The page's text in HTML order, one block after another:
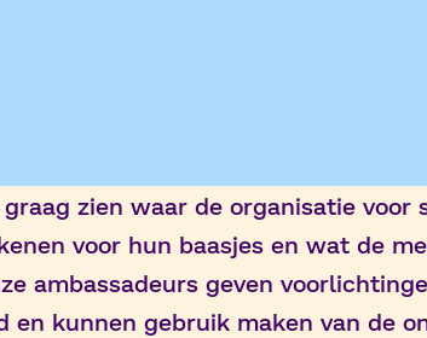
zien waar de organisatie voor
voor hun baasjes en wat de
ambassadeurs geven
en kunnen gebruik maken van de